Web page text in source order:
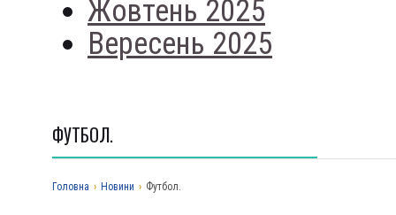
Жовтень 2025
Вересень 2025
ФУТБОЛ.
Головна › Новини › Футбол.